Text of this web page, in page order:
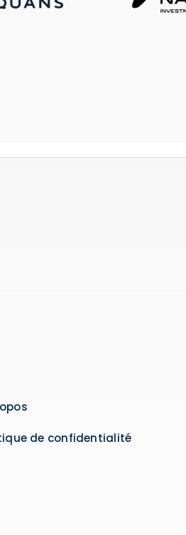
de confidentialité